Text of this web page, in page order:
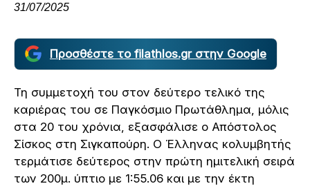
31/07/2025
Προσθέστε το filathlos.gr στην Google
Τη συμμετοχή του στον δεύτερο τελικό της
καριέρας του σε Παγκόσμιο Πρωτάθλημα, μόλις
στα 20 του χρόνια, εξασφάλισε ο Απόστολος
Σίσκος στη Σιγκαπούρη. Ο Έλληνας κολυμβητής
τερμάτισε δεύτερος στην πρώτη ημιτελική σειρά
των 200μ. ύπτιο με 1:55.06 και με την έκτη